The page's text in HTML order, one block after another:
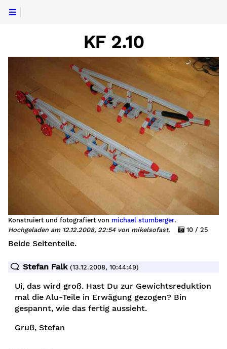
KF 2.10
Konstruiert und fotografiert von michael stumberger.
Hochgeladen am 12.12.2008, 22:54 von mikelsofast.
10 / 25
Beide Seitenteile.
Stefan Falk (13.12.2008, 10:44:49)
Ui, das wird groß. Hast Du zur Gewichtsreduktion
mal die Alu-Teile in Erwägung gezogen? Bin
gespannt, wie das fertig aussieht.
Gruß, Stefan